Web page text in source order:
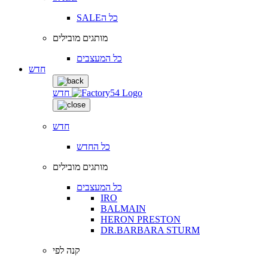
SALEכל ה
מותגים מובילים
כל המעצבים
חדש
חדש
חדש
כל החדש
מותגים מובילים
כל המעצבים
IRO
BALMAIN
HERON PRESTON
DR.BARBARA STURM
קנה לפי